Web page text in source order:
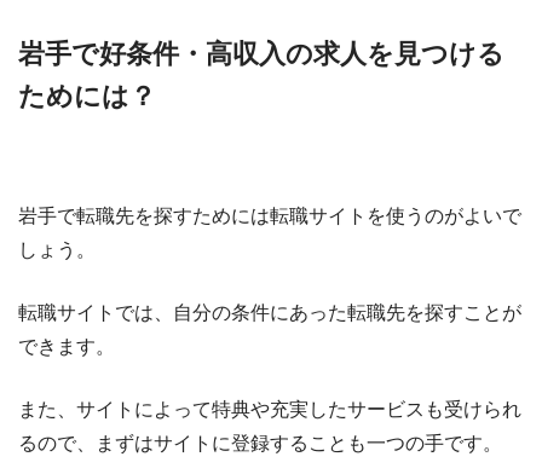
岩手で好条件・高収入の求人を見つける
ためには？
岩手で転職先を探すためには転職サイトを使うのがよいで
しょう。
転職サイトでは、自分の条件にあった転職先を探すことが
できます。
また、サイトによって特典や充実したサービスも受けられ
るので、まずはサイトに登録することも一つの手です。